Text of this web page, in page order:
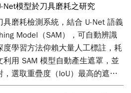
Net模型於刀具磨耗之研究
磨耗檢測系統，結合 U-Net 語義
Model（SAM），可自動辨識
度學習方法仰賴大量人工標註，耗
用 SAM 模型自動產生遮罩，並
選取重疊度（IoU）最高的遮罩
人工介入的資料擴充流程。檢測系